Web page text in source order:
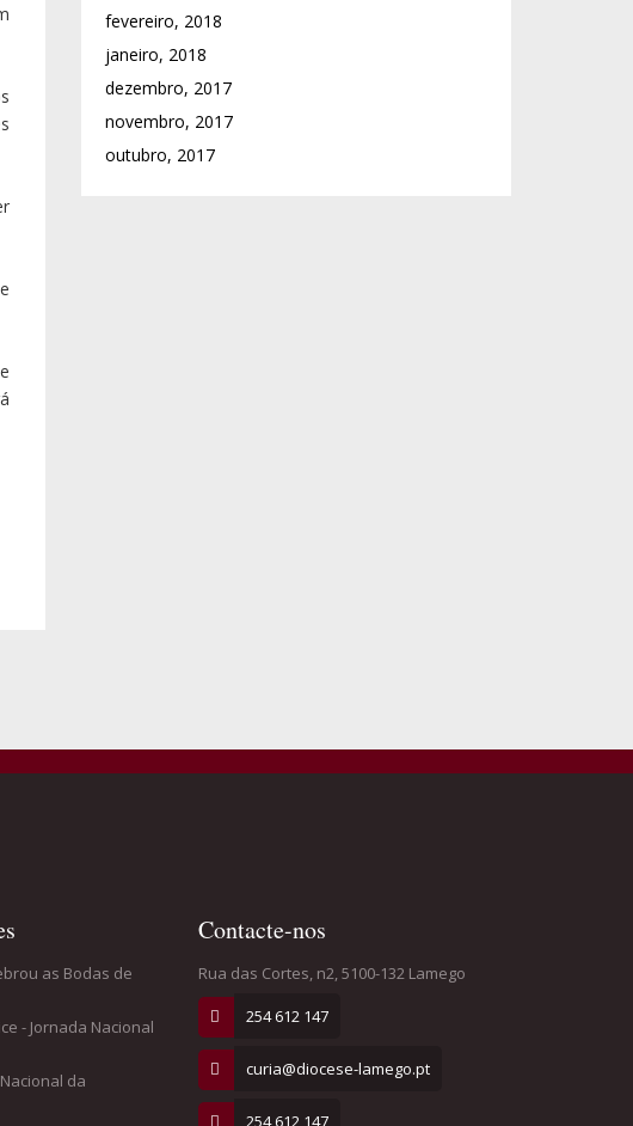
fevereiro, 2018
janeiro, 2018
dezembro, 2017
novembro, 2017
outubro, 2017
as Bodas de
- Jornada Nacional
da
Contacte-nos
Rua das Cortes, n2, 5100-132 Lamego
254 612 147
curia@diocese-lamego.pt
254 612 147